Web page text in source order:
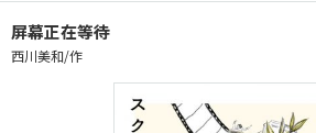
屏幕正在等待
西川美和/作